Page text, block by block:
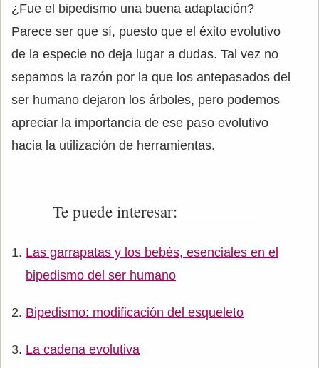
¿Fue el bipedismo una buena adaptación?
Parece ser que sí, puesto que el éxito evolutivo
de la especie no deja lugar a dudas. Tal vez no
sepamos la razón por la que los antepasados del
ser humano dejaron los árboles, pero podemos
apreciar la importancia de ese paso evolutivo
hacia la utilización de herramientas.
Te puede interesar:
Las garrapatas y los bebés, esenciales en el
bipedismo del ser humano
Bipedismo: modificación del esqueleto
La cadena evolutiva